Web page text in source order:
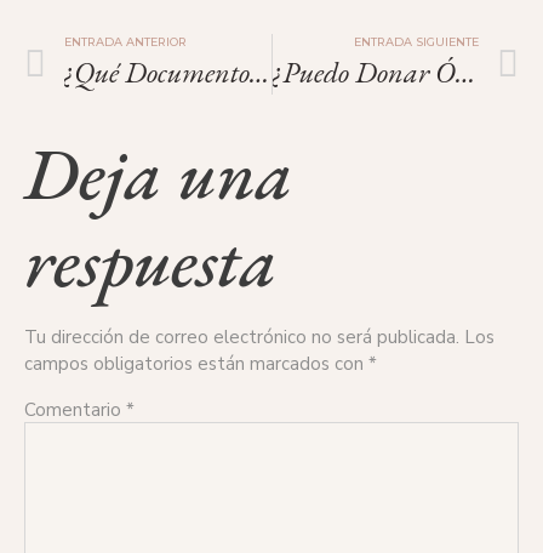
ENTRADA ANTERIOR
¿Qué Documentos Necesito Para Poder Donar Óvulos?
ENTRADA SIGUIENTE
¿Puedo Donar Óvulos Si Me Ha Dado Hepatitis?
Deja una
respuesta
Tu dirección de correo electrónico no será publicada. Los
campos obligatorios están marcados con *
Comentario *